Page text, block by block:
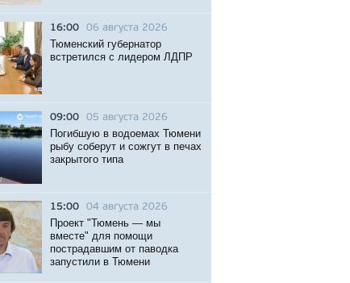
16:00 06 августа 2026
Тюменский губернатор
встретился с лидером ЛДПР
09:00 05 августа 2026
Погибшую в водоемах Тюмени
рыбу соберут и сожгут в печах
закрытого типа
15:00 04 августа 2026
Проект "Тюмень — мы
вместе" для помощи
пострадавшим от паводка
запустили в Тюмени